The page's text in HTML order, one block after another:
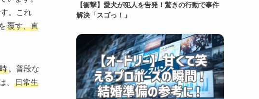
。これ
覆す、直
。普段な
、
日常生
【衝撃】愛犬が犯人を告発！驚きの行動で事件
解決「スゴっ！」